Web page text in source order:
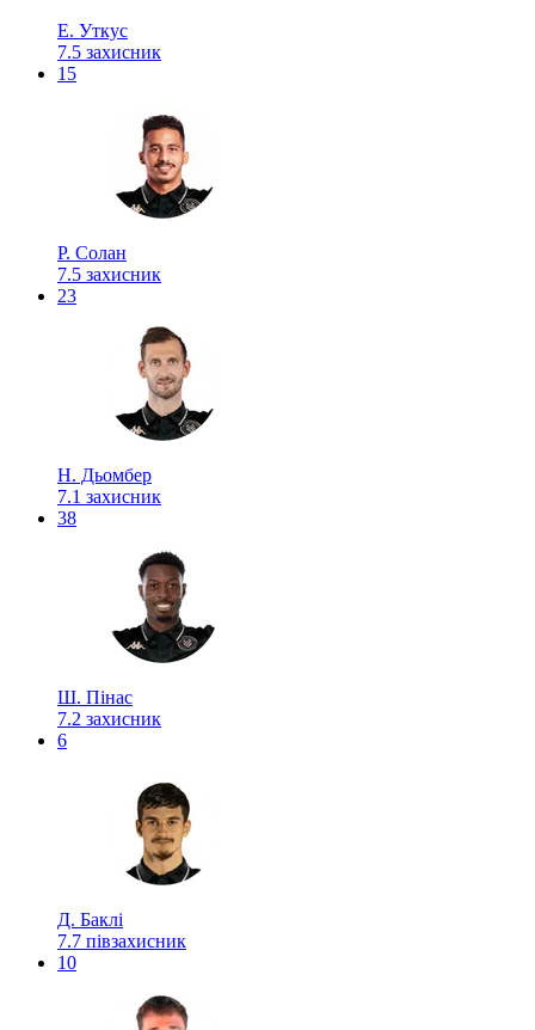
Е. Уткус
7.5 захисник
15
Р. Солан
7.5 захисник
23
Н. Дьомбер
7.1 захисник
38
Ш. Пінас
7.2 захисник
6
Д. Баклі
7.7 півзахисник
10